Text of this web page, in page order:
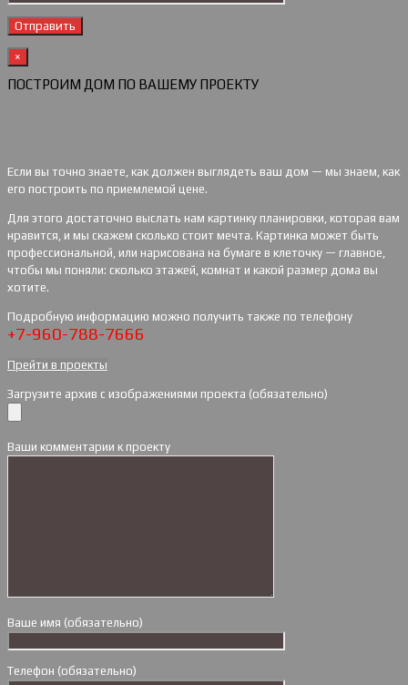
×
ПОСТРОИМ ДОМ ПО ВАШЕМУ ПРОЕКТУ
Если вы точно знаете, как должен выглядеть ваш дом — мы знаем, как
его построить по приемлемой цене.
Для этого достаточно выслать нам картинку планировки, которая вам
нравится, и мы скажем сколько стоит мечта. Картинка может быть
профессиональной, или нарисована на бумаге в клеточку — главное,
чтобы мы поняли: сколько этажей, комнат и какой размер дома вы
хотите.
Подробную информацию можно получить также по телефону
+7-960-788-7666
Прейти в проекты
Загрузите архив с изображениями проекта (обязательно)
Ваши комментарии к проекту
Ваше имя (обязательно)
Телефон (обязательно)